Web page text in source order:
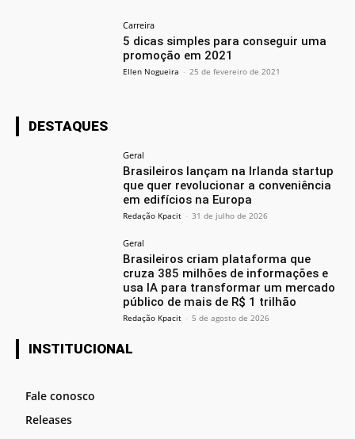
Carreira
5 dicas simples para conseguir uma
promoção em 2021
Ellen Nogueira - 25 de fevereiro de 2021
DESTAQUES
Geral
Brasileiros lançam na Irlanda startup
que quer revolucionar a conveniência
em edifícios na Europa
Redação Kpacit - 31 de julho de 2026
Geral
Brasileiros criam plataforma que
cruza 385 milhões de informações e
usa IA para transformar um mercado
público de mais de R$ 1 trilhão
Redação Kpacit - 5 de agosto de 2026
INSTITUCIONAL
Fale conosco
Releases